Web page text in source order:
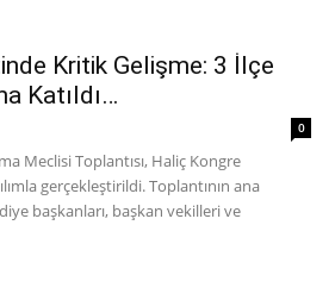
Kritik Gelişme: 3 İlçe
Katıldı…
0
Meclisi Toplantısı, Haliç Kongre
gerçekleştirildi. Toplantının ana
başkanları, başkan vekilleri ve